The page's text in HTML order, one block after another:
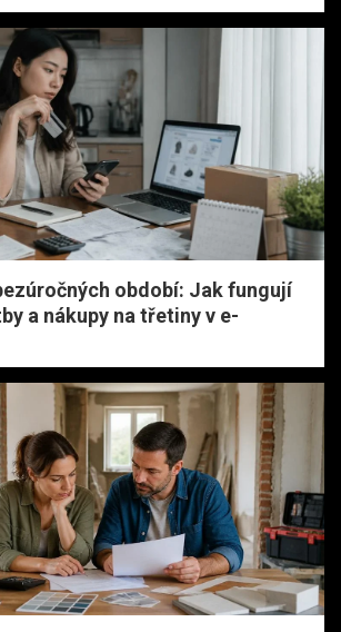
období: Jak fungují
a nákupy na třetiny v e-